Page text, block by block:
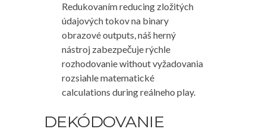
Redukovaním reducing zložitých
údajových tokov na binary
obrazové outputs, náš herný
nástroj zabezpečuje rýchle
rozhodovanie without vyžadovania
rozsiahle matematické
calculations during reálneho play.
DEKÓDOVANIE